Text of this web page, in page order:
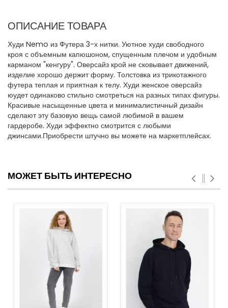
ОПИСАНИЕ ТОВАРА
Худи Nemo из Футера 3-х нитки. Уютное худи свободного
кроя с объемным капюшоном, спущенным плечом и удобным
карманом "кенгуру". Оверсайз крой не сковывает движений,
изделие хорошо держит форму. Толстовка из трикотажного
футера теплая и приятная к телу. Худи женское оверсайз
юудет одинаково стильно смотреться на разных типах фигуры.
Красивые насыщенные цвета и минималистичный дизайн
сделают эту базовую вещь самой любимой в вашем
гардеробе. Худи эффектно смотрится с любыми
джинсами.Приобрести штучно вы можете на маркетплейсах.
МОЖЕТ БЫТЬ ИНТЕРЕСНО